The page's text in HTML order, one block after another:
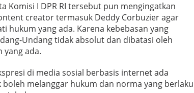
Komisi I DPR RI tersebut pun mengingatkan
creator termasuk Deddy Corbuzier agar
hukum yang ada. Karena kebebasan yang
Undang tidak absolut dan dibatasi oleh
yang ada.
di media sosial berbasis internet ada
boleh melanggar hukum dan norma yang berlaku